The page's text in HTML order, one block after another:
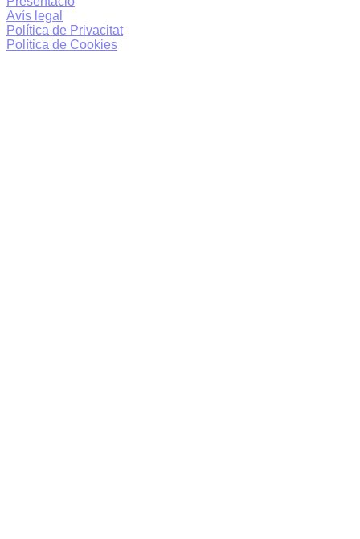
Avís legal
Política de Privacitat
Política de Cookies